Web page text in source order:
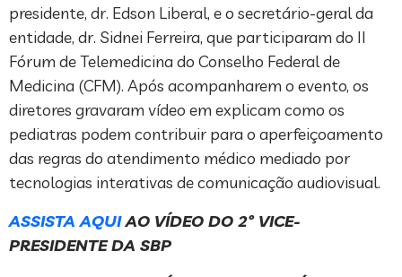
presidente, dr. Edson Liberal, e o secretário-geral da
entidade, dr. Sidnei Ferreira, que participaram do II
Fórum de Telemedicina do Conselho Federal de
Medicina (CFM). Após acompanharem o evento, os
diretores gravaram vídeo em explicam como os
pediatras podem contribuir para o aperfeiçoamento
das regras do atendimento médico mediado por
tecnologias interativas de comunicação audiovisual.
ASSISTA AQUIAO VÍDEO DO 2º VICE-
PRESIDENTE DA SBP